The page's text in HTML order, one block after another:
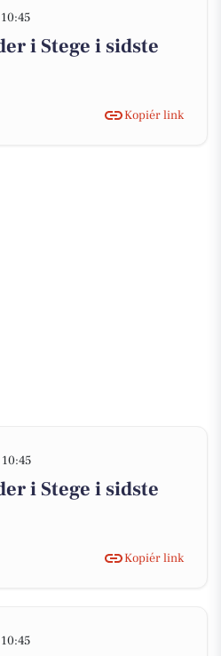
i Stege i sidste
Kopiér link
i Stege i sidste
Kopiér link